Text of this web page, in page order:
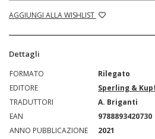
AGGIUNGI ALLA WISHLIST
Dettagli
FORMATO
Rilegato
EDITORE
Sperling &
TRADUTTORI
A. Briganti
EAN
9788893420730
ANNO PUBBLICAZIONE
2021